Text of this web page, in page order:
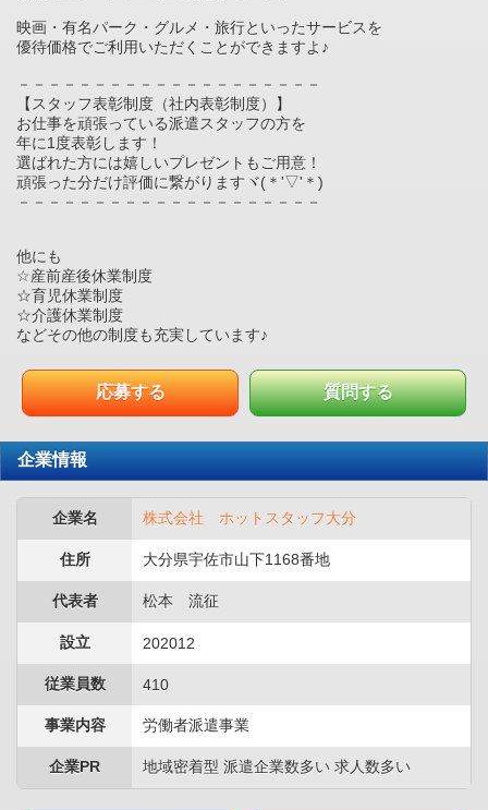
映画・有名パーク・グルメ・旅行といったサービスを
優待価格でご利用いただくことができますよ♪
－－－－－－－－－－－－－－－－－－－－
【スタッフ表彰制度（社内表彰制度）】
お仕事を頑張っている派遣スタッフの方を
年に1度表彰します！
選ばれた方には嬉しいプレゼントもご用意！
頑張った分だけ評価に繋がりますヾ(＊'▽'＊)
－－－－－－－－－－－－－－－－－－－－
他にも
☆産前産後休業制度
☆育児休業制度
☆介護休業制度
などその他の制度も充実しています♪
応募する 質問する
企業情報
企業名 株式会社 ホットスタッフ大分
住所 大分県宇佐市山下1168番地
代表者 松本 流征
設立 202012
従業員数 410
事業内容 労働者派遣事業
企業PR 地域密着型 派遣企業数多い 求人数多い